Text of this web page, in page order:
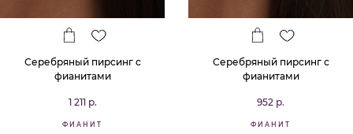
Серебряный пирсинг с
фианитами
1 211 р.
ФИАНИТ
Серебряный пирсинг с
фианитами
952 р.
ФИАНИТ